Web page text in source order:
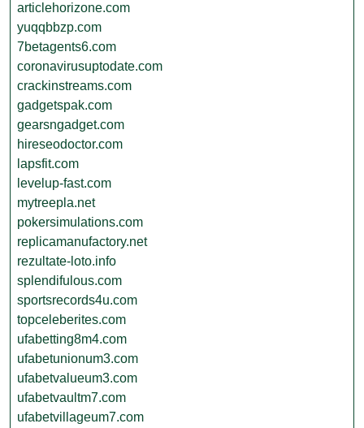
articlehorizone.com
yuqqbbzp.com
7betagents6.com
coronavirusuptodate.com
crackinstreams.com
gadgetspak.com
gearsngadget.com
hireseodoctor.com
lapsfit.com
levelup-fast.com
mytreepla.net
pokersimulations.com
replicamanufactory.net
rezultate-loto.info
splendifulous.com
sportsrecords4u.com
topceleberites.com
ufabetting8m4.com
ufabetunionum3.com
ufabetvalueum3.com
ufabetvaultm7.com
ufabetvillageum7.com